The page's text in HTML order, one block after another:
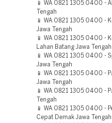
📱 WA 0821 1305 0400 -
Tengah
📱 WA 0821 1305 0400 -
Jawa Tengah
📱 WA 0821 1305 0400 -
Lahan Batang Jawa Tengah
📱 WA 0821 1305 0400 -
Jawa Tengah
📱 WA 0821 1305 0400 -
Jawa Tengah
📱 WA 0821 1305 0400 -
Tengah
📱 WA 0821 1305 0400 -
Cepat Demak Jawa Tengah